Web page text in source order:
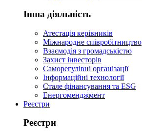
Інша діяльність
Атестація керівників
Міжнародне співробітництво
Взаємодія з громадськістю
Захист інвесторів
Саморегулівні організації
Інформаційні технології
Стале фінансування та ESG
Енергоменджмент
Реєстри
Реєстри